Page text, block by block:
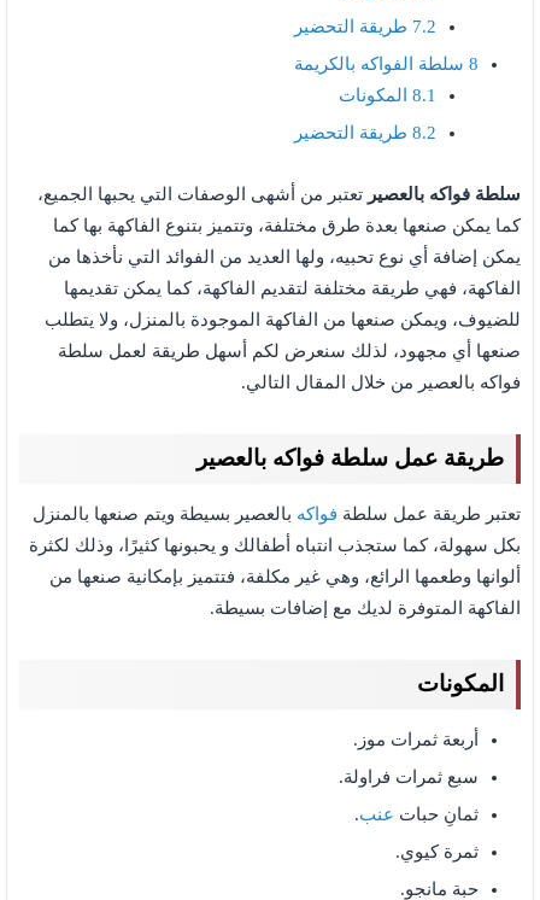
7.2 طريقة التحضير
8 سلطة الفواكه بالكريمة
8.1 المكونات
8.2 طريقة التحضير
سلطة فواكه بالعصير تعتبر من أشهى الوصفات التي يحبها الجميع،
كما يمكن صنعها بعدة طرق مختلفة، وتتميز بتنوع الفاكهة بها كما
يمكن إضافة أي نوع تحبيه، ولها العديد من الفوائد التي نأخذها من
الفاكهة، فهي طريقة مختلفة لتقديم الفاكهة، كما يمكن تقديمها
للضيوف، ويمكن صنعها من الفاكهة الموجودة بالمنزل، ولا يتطلب
صنعها أي مجهود، لذلك سنعرض لكم أسهل طريقة لعمل سلطة
فواكه بالعصير من خلال المقال التالي.
طريقة عمل سلطة فواكه بالعصير
تعتبر طريقة عمل سلطة فواكه بالعصير بسيطة ويتم صنعها بالمنزل
بكل سهولة، كما ستجذب انتباه أطفالك و يحبونها كثيرًا، وذلك لكثرة
ألوانها وطعمها الرائع، وهي غير مكلفة، فتتميز بإمكانية صنعها من
الفاكهة المتوفرة لديك مع إضافات بسيطة.
المكونات
أربعة ثمرات موز.
سبع ثمرات فراولة.
ثمانِ حبات عنب.
ثمرة كيوي.
حبة مانجو.